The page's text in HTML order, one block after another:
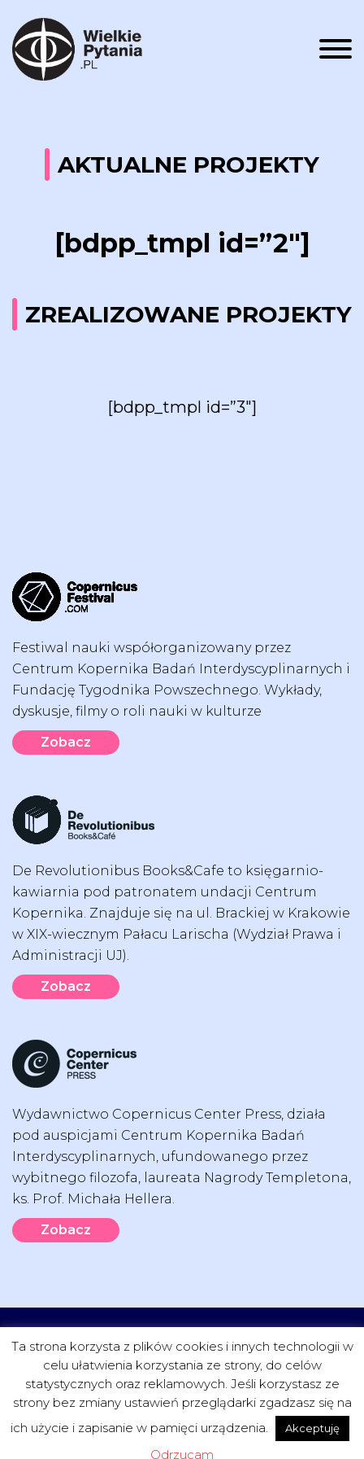
AKTUALNE PROJEKTY
[bdpp_tmpl id=”2″]
ZREALIZOWANE PROJEKTY
[bdpp_tmpl id=”3″]
Festiwal nauki współorganizowany przez
Centrum Kopernika Badań Interdyscyplinarnych i
Fundację Tygodnika Powszechnego. Wykłady,
dyskusje, filmy o roli nauki w kulturze
Zobacz
De Revolutionibus Books&Cafe to księgarnio-
kawiarnia pod patronatem undacji Centrum
Kopernika. Znajduje się na ul. Brackiej w Krakowie
w XIX-wiecznym Pałacu Larischa (Wydział Prawa i
Administracji UJ).
Zobacz
Wydawnictwo Copernicus Center Press, działa
pod auspicjami Centrum Kopernika Badań
Interdyscyplinarnych, ufundowanego przez
wybitnego filozofa, laureata Nagrody Templetona,
ks. Prof. Michała Hellera.
Zobacz
CZYTELNIA FUNDACJA PROJEKTY KONTAKT
PROJEKT I WDROŻENIE:
Ta strona korzysta z plików cookies i innych technologii w
celu ułatwienia korzystania ze strony, do celów
statystycznych oraz reklamowych. Jeśli korzystasz ze
strony bez zmiany ustawień przeglądarki zgadzasz się na
ich użycie i zapisanie w pamięci urządzenia.
Akceptuję
Odrzucam